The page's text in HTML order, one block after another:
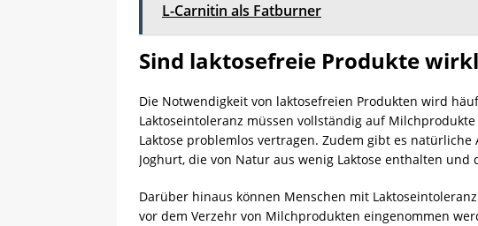
L-Carnitin als Fatburner
Sind laktosefreie Produkte
Die Notwendigkeit von laktosefreien Produkten wird
Laktoseintoleranz müssen vollständig auf
Laktose problemlos vertragen. Zudem gibt es
Joghurt, die von Natur aus wenig Laktose enthalten
Darüber hinaus können Menschen mit
vor dem Verzehr von Milchprodukten eingenommen